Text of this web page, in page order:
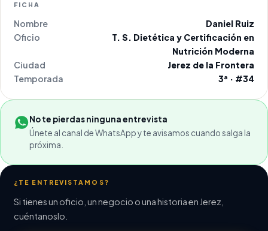
FICHA
Nombre
Daniel Ruiz
Oficio
T. S. Dietética y Certificación en
Nutrición Moderna
Ciudad
Jerez de la Frontera
Temporada
3ª · #34
No te pierdas ninguna entrevista
Únete al canal de WhatsApp y te avisamos cuando salga la
próxima.
¿TE ENTREVISTAMOS?
Si tienes un oficio, un negocio o una historia en Jerez,
cuéntanoslo.